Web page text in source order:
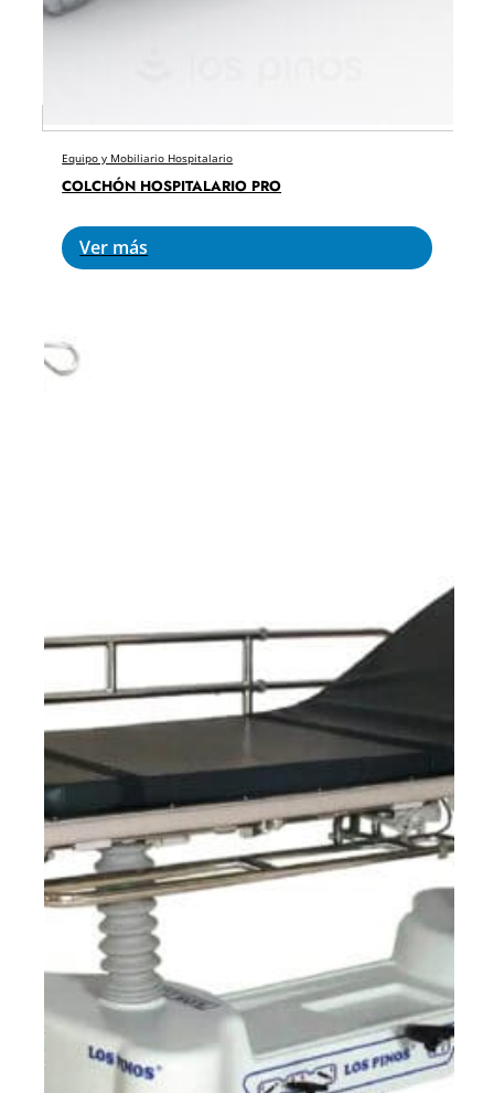
Equipo y Mobiliario Hospitalario
COLCHÓN HOSPITALARIO PRO
Ver más